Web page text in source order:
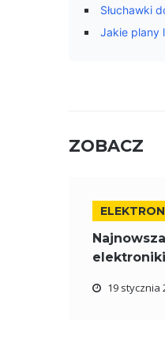
Słuchawki
Jakie plany
ZOBACZ
19 stycznia